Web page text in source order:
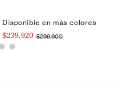
Disponible en más colores
$239.920 $299.900